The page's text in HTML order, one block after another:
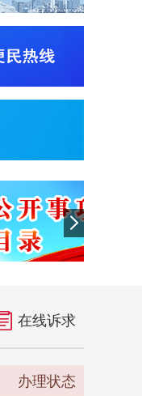
按主题分类
2026-07-20
在线诉求
办理状态